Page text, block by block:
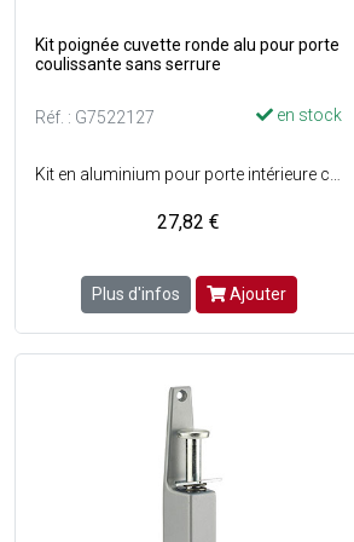
Kit poignée cuvette ronde alu pour porte
coulissante sans serrure
Réf. : G7522127 en stock
27,82 €
Plus d'infos Ajouter